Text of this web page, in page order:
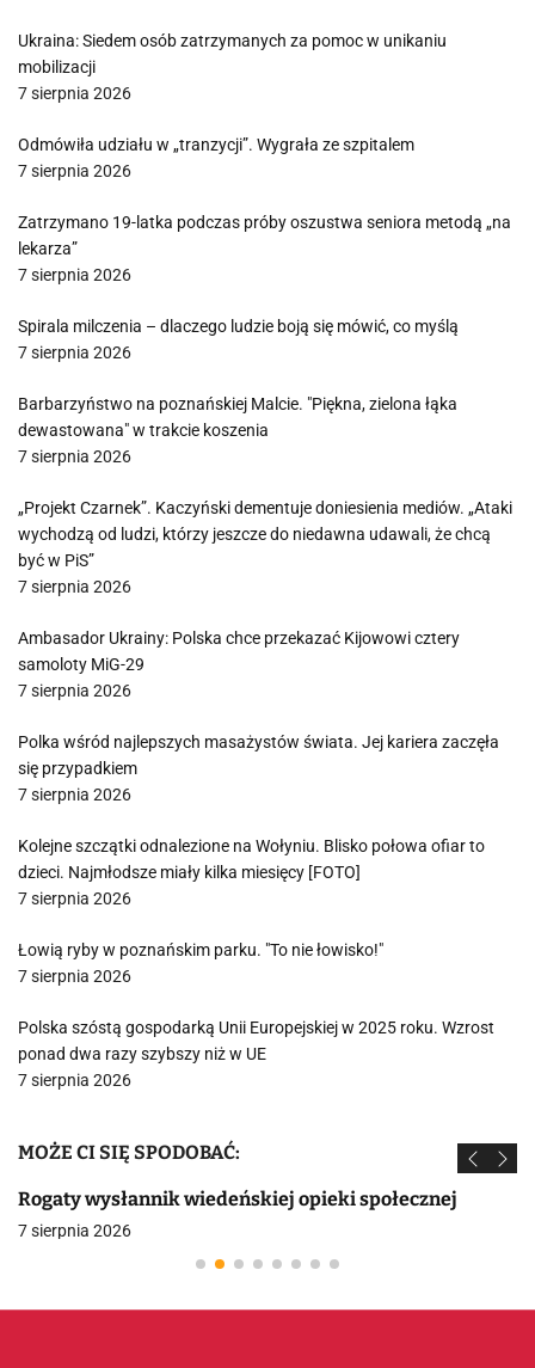
Ukraina: Siedem osób zatrzymanych za pomoc w unikaniu
mobilizacji
7 sierpnia 2026
Odmówiła udziału w „tranzycji”. Wygrała ze szpitalem
7 sierpnia 2026
Zatrzymano 19-latka podczas próby oszustwa seniora metodą „na
lekarza”
7 sierpnia 2026
Spirala milczenia – dlaczego ludzie boją się mówić, co myślą
7 sierpnia 2026
Barbarzyństwo na poznańskiej Malcie. "Piękna, zielona łąka
dewastowana" w trakcie koszenia
7 sierpnia 2026
„Projekt Czarnek”. Kaczyński dementuje doniesienia mediów. „Ataki
wychodzą od ludzi, którzy jeszcze do niedawna udawali, że chcą
być w PiS”
7 sierpnia 2026
Ambasador Ukrainy: Polska chce przekazać Kijowowi cztery
samoloty MiG-29
7 sierpnia 2026
Polka wśród najlepszych masażystów świata. Jej kariera zaczęła
się przypadkiem
7 sierpnia 2026
Kolejne szczątki odnalezione na Wołyniu. Blisko połowa ofiar to
dzieci. Najmłodsze miały kilka miesięcy [FOTO]
7 sierpnia 2026
Łowią ryby w poznańskim parku. "To nie łowisko!"
7 sierpnia 2026
Polska szóstą gospodarką Unii Europejskiej w 2025 roku. Wzrost
ponad dwa razy szybszy niż w UE
7 sierpnia 2026
MOŻE CI SIĘ SPODOBAĆ:
Rogaty wysłannik wiedeńskiej opieki społecznej
7 sierpnia 2026